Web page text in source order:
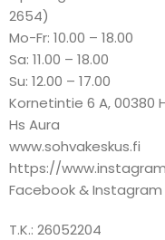
2654)
Mo-Fr: 10.00 – 18.00
Sa: 11.00 – 18.00
Su: 12.00 – 17.00
Kornetintie 6 A, 00380
Hs Aura
www.sohvakeskus.fi
https://
Facebook & Instagram
T.K.: 26052204